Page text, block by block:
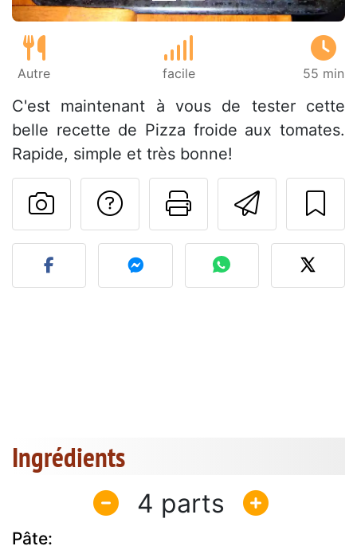
Autre facile 55 min
C'est maintenant à vous de tester cette
belle recette de Pizza froide aux tomates.
Rapide, simple et très bonne!
Imprimer
Poser une
Publier votre photo de
Ingrédients
4
Pâte: